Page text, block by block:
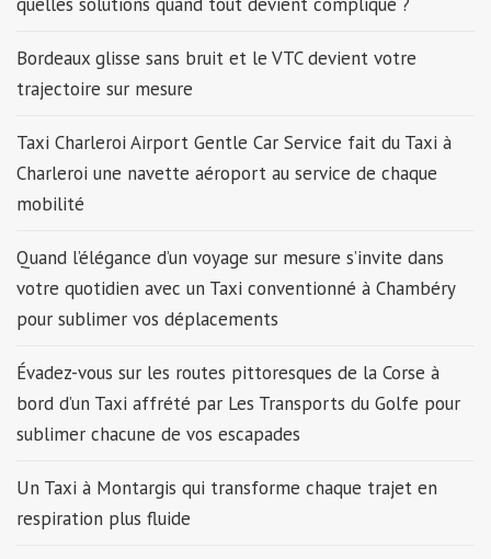
Bordeaux glisse sans bruit et le VTC devient votre
trajectoire sur mesure
Taxi Charleroi Airport Gentle Car Service fait du Taxi à
Charleroi une navette aéroport au service de chaque
mobilité
Quand l’élégance d’un voyage sur mesure s’invite dans
votre quotidien avec un Taxi conventionné à Chambéry
pour sublimer vos déplacements
Évadez-vous sur les routes pittoresques de la Corse à
bord d’un Taxi affrété par Les Transports du Golfe pour
sublimer chacune de vos escapades
Un Taxi à Montargis qui transforme chaque trajet en
respiration plus fluide